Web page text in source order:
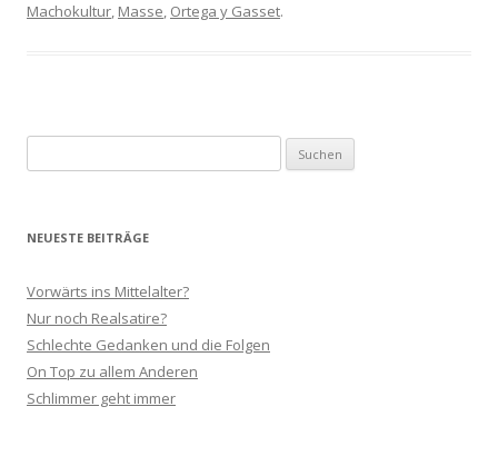
Machokultur, Masse, Ortega y Gasset.
nach:
NEUESTE BEITRÄGE
Vorwärts ins Mittelalter?
Nur noch Realsatire?
Schlechte Gedanken und die Folgen
On Top zu allem Anderen
Schlimmer geht immer